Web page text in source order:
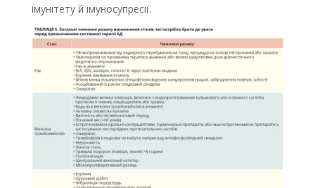
імунітету й імуносупресії.